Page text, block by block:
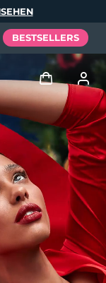
BESTSELLERS
Anmelden
Meine Geräte
Bestellungen
Adressen
中文